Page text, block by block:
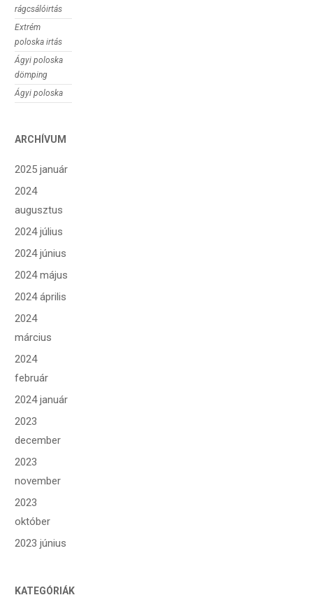
rágcsálóirtás
Extrém
poloska irtás
Ágyi poloska
dömping
Ágyi poloska
ARCHÍVUM
2025 január
2024
augusztus
2024 július
2024 június
2024 május
2024 április
2024
március
2024
február
2024 január
2023
december
2023
november
2023
október
2023 június
KATEGÓRIÁK